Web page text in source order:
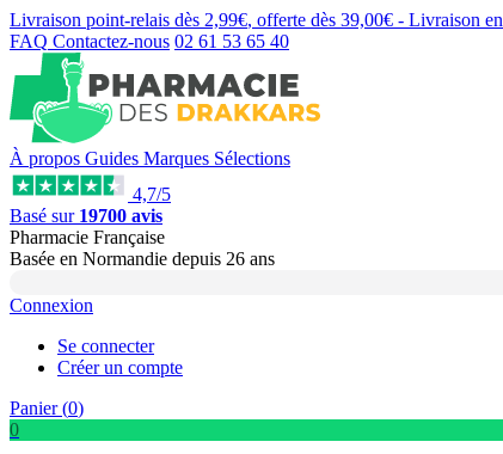
Livraison point-relais dès 2,99€, offerte dès 39,00€ - Livraison en
FAQ Contactez-nous 02 61 53 65 40
À propos Guides Marques Sélections
4,7/5
Basé sur 19700 avis
Pharmacie Française
Basée en Normandie depuis 26 ans
Connexion
Se connecter
Créer un compte
Panier (0)
0